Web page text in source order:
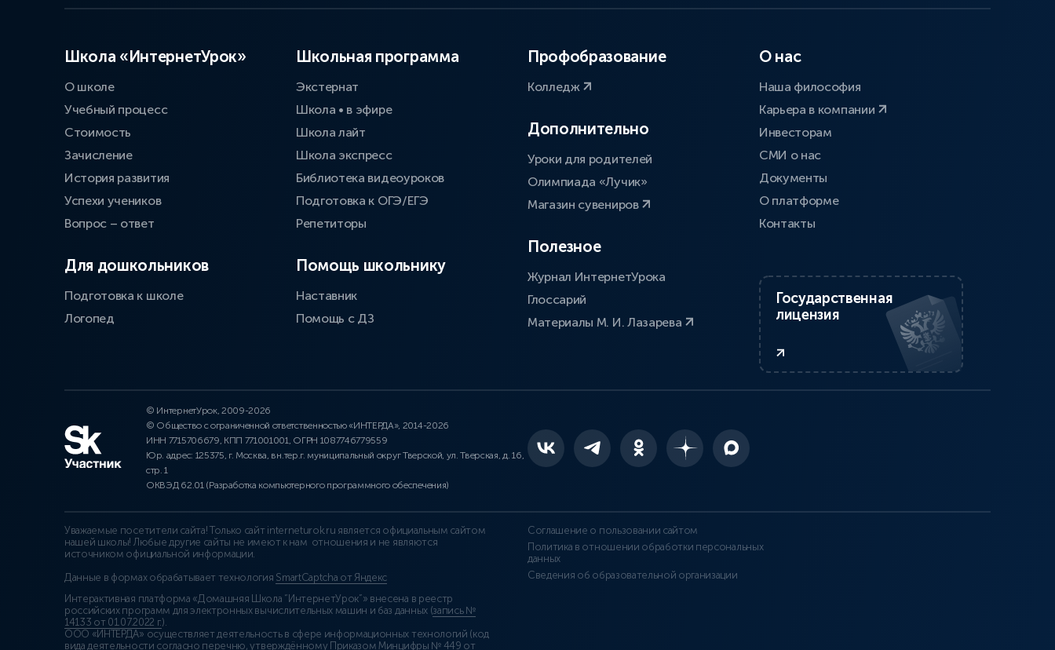
Школа «ИнтернетУрок»
О школе
Учебный процесс
Стоимость
Зачисление
История развития
Успехи учеников
Вопрос – ответ
Для дошкольников
Подготовка к школе
Логопед
Школьная программа
Экстернат
Школа • в эфире
Школа лайт
Школа экспресс
Библиотека видеоуроков
Подготовка к ОГЭ/ЕГЭ
Репетиторы
Помощь школьнику
Наставник
Помощь с ДЗ
Профобразование
Колледж
Дополнительно
Уроки для родителей
Олимпиада «Лучик»
Магазин сувениров
Полезное
Журнал ИнтернетУрока
Глоссарий
Материалы М. И. Лазарева
О нас
Наша философия
Карьера в компании
Инвесторам
СМИ о нас
Документы
О платформе
Контакты
Государственная
лицензия
© ИнтернетУрок, 2009-2026
© Общество с ограниченной ответственностью «ИНТЕРДА», 2014-2026
ИНН 7715706679, КПП 771001001, ОГРН 1087746779559
Юр. адрес: 125375, г. Москва, вн.тер.г. муниципальный округ Тверской, ул. Тверская, д. 16,
стр. 1
ОКВЭД 62.01 (Разработка компьютерного программного обеспечения)
Уважаемые посетители сайта! Только сайт interneturok.ru является официальным сайтом
нашей школы! Любые другие сайты не имеют к нам отношения и не являются
источником официальной информации.
Данные в формах обрабатывает технология SmartCaptcha от Яндекс
Интерактивная платформа «Домашняя Школа “ИнтернетУрок”» внесена в реестр
российских программ для электронных вычислительных машин и баз данных (запись №
14133 от 01.07.2022 г.).
ООО «ИНТЕРДА» осуществляет деятельность в сфере информационных технологий (код
вида деятельности согласно перечню, утверждённому Приказом Минцифры № 449 от
Соглашение о пользовании сайтом
Политика в отношении обработки персональных
данных
Сведения об образовательной организации